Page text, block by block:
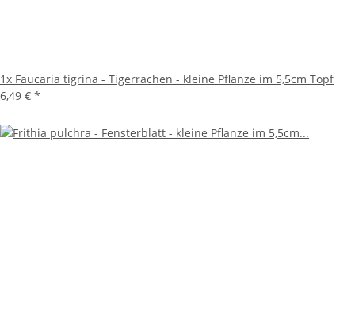
1x Faucaria tigrina - Tigerrachen - kleine Pflanze im 5,5cm Topf
6,49 € *